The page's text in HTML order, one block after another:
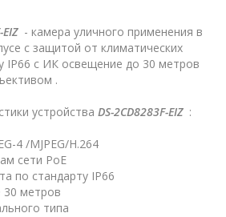
- камера уличного применения в
с защитой от климатических
IP66 с ИК освещение до 30 метров
.
устройства DS-2CD8283F-EIZ:
4 /MJPEG/H.264
сети РоЕ
по стандарту IP66
метров
типа